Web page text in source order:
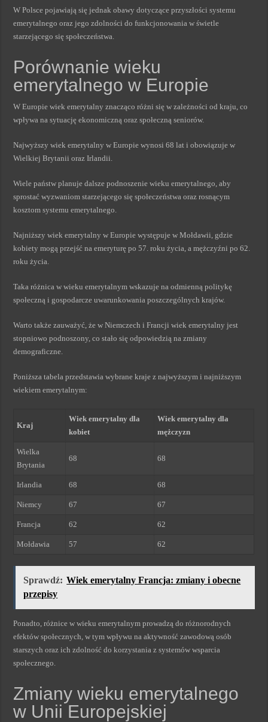
W Polsce pojawiają się jednak obawy dotyczące przyszłości systemu
emerytalnego oraz jego zdolności do funkcjonowania w świetle
starzejącego się społeczeństwa.
Porównanie wieku
emerytalnego w Europie
W Europie wiek emerytalny znacząco różni się w zależności od kraju, co
wpływa na sytuację ekonomiczną oraz społeczną seniorów.
Najwyższy wiek emerytalny w Europie wynosi 68 lat i obowiązuje w
Wielkiej Brytanii oraz Irlandii.
Wiele państw planuje dalsze podnoszenie wieku emerytalnego, aby
sprostać wyzwaniom starzejącego się społeczeństwa oraz rosnącym
kosztom systemu emerytalnego.
Najniższy wiek emerytalny w Europie występuje w Mołdawii, gdzie
kobiety mogą przejść na emeryturę po 57. roku życia, a mężczyźni po 62.
roku życia.
Taka różnica w wieku emerytalnym wskazuje na odmienną politykę
społeczną i gospodarcze uwarunkowania poszczególnych krajów.
Warto także zauważyć, że w Niemczech i Francji wiek emerytalny jest
stopniowo podnoszony, co stało się odpowiedzią na zmiany
demograficzne.
Poniższa tabela przedstawia wybrane kraje z najwyższym i najniższym
wiekiem emerytalnym:
Kraj
Wiek emerytalny dla
kobiet
Wiek emerytalny dla
mężczyzn
Wielka
Brytania
68 68
Irlandia 68 68
Niemcy 67 67
Francja 62 62
Mołdawia 57 62
Sprawdź: Wiek emerytalny Francja: zmiany i obecne
przepisy
Ponadto, różnice w wieku emerytalnym prowadzą do różnorodnych
efektów społecznych, w tym wpływu na aktywność zawodową osób
starszych oraz ich zdolność do korzystania z systemów wsparcia
społecznego.
Zmiany wieku emerytalnego
w Unii Europejskiej